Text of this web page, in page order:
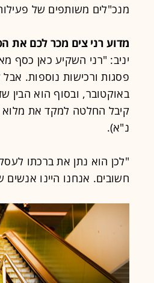
מנכ"לים משותפים של
מדוע רני צים מכר לכם את
יניב: "רני השקיע כאן כסף
באוקטובר, ובסוף הוא הבין
קיבל החלטה למקד את מלוא
נ"א).
"לכן הוא נתן את ברכתו
חשובים. אנחנו היינו